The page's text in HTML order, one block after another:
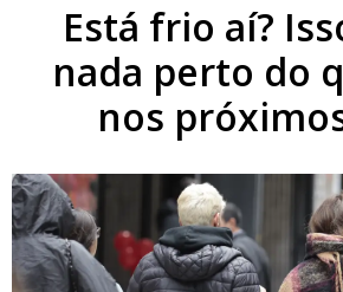
Está frio aí?
nada perto do
nos